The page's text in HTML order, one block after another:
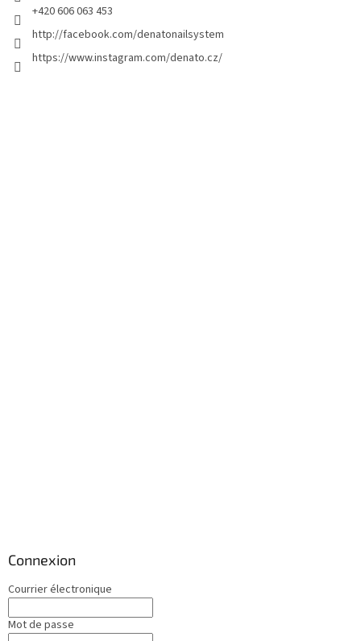
+420 606 063 453
http://facebook.com/denatonailsystem
https://www.instagram.com/denato.cz/
Connexion
Courrier électronique
Mot de passe